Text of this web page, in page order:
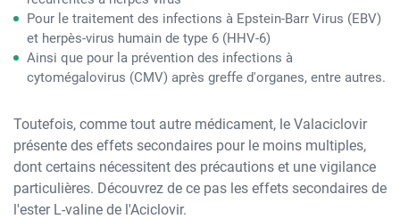
Pour le traitement des infections à Epstein-Barr Virus (EBV)
et herpès-virus humain de type 6 (HHV-6)
Ainsi que pour la prévention des infections à
cytomégalovirus (CMV) après greffe d'organes, entre autres.
Toutefois, comme tout autre médicament, le Valaciclovir
présente des effets secondaires pour le moins multiples,
dont certains nécessitent des précautions et une vigilance
particulières. Découvrez de ce pas les effets secondaires de
l'ester L-valine de l'Aciclovir.